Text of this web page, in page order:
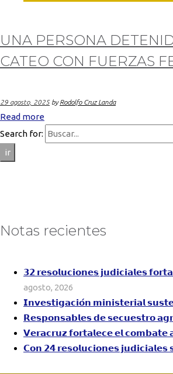
UNA PERSONA
CATEO CON FUERZAS
29 agosto, 2025 byRodolfo Cruz Landa
Read more
Search for:
ir
Notas recientes
𝟯𝟮 𝗿𝗲𝘀𝗼𝗹𝘂𝗰𝗶𝗼𝗻𝗲𝘀 𝗷𝘂𝗱𝗶𝗰𝗶𝗮𝗹𝗲𝘀
agosto, 2026
𝗜𝗻𝘃𝗲𝘀𝘁𝗶𝗴𝗮𝗰𝗶𝗼́𝗻 𝗺𝗶𝗻𝗶𝘀𝘁𝗲𝗿𝗶𝗮𝗹
𝗥𝗲𝘀𝗽𝗼𝗻𝘀𝗮𝗯𝗹𝗲𝘀 𝗱𝗲 𝘀𝗲𝗰𝘂𝗲𝘀𝘁𝗿𝗼
𝗩𝗲𝗿𝗮𝗰𝗿𝘂𝘇 𝗳𝗼𝗿𝘁𝗮𝗹𝗲𝗰𝗲 𝗲𝗹
𝗖𝗼𝗻 𝟮𝟰 𝗿𝗲𝘀𝗼𝗹𝘂𝗰𝗶𝗼𝗻𝗲𝘀